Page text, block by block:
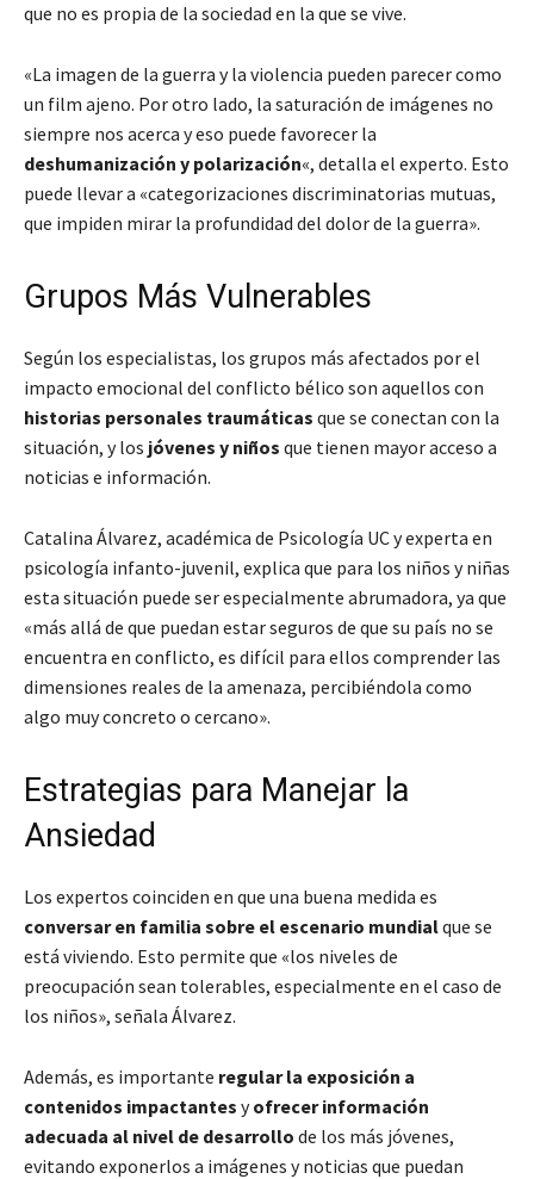
que no es propia de la sociedad en la que se vive.
«La imagen de la guerra y la violencia pueden parecer como
un film ajeno. Por otro lado, la saturación de imágenes no
siempre nos acerca y eso puede favorecer la
deshumanización y polarización«, detalla el experto. Esto
puede llevar a «categorizaciones discriminatorias mutuas,
que impiden mirar la profundidad del dolor de la guerra».
Grupos Más Vulnerables
Según los especialistas, los grupos más afectados por el
impacto emocional del conflicto bélico son aquellos con
historias personales traumáticas que se conectan con la
situación, y los jóvenes y niños que tienen mayor acceso a
noticias e información.
Catalina Álvarez, académica de Psicología UC y experta en
psicología infanto-juvenil, explica que para los niños y niñas
esta situación puede ser especialmente abrumadora, ya que
«más allá de que puedan estar seguros de que su país no se
encuentra en conflicto, es difícil para ellos comprender las
dimensiones reales de la amenaza, percibiéndola como
algo muy concreto o cercano».
Estrategias para Manejar la
Ansiedad
Los expertos coinciden en que una buena medida es
conversar en familia sobre el escenario mundialque se
está viviendo. Esto permite que «los niveles de
preocupación sean tolerables, especialmente en el caso de
los niños», señala Álvarez.
Además, es importante regular la exposición a
contenidos impactantes yofrecer información
adecuada al nivel de desarrollo de los más jóvenes,
evitando exponerlos a imágenes y noticias que puedan